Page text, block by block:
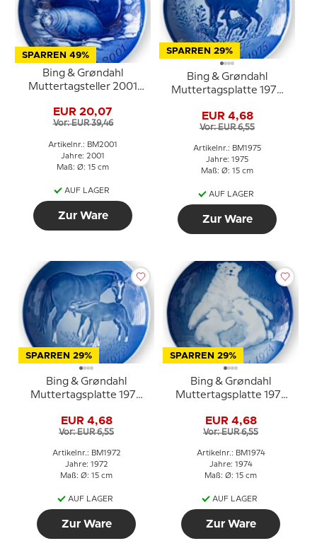
SPARREN 49%
Bing & Grøndahl
Muttertagsteller 2001
EUR 20,07
Vor: EUR 39,46
Artikelnr.: BM2001
Jahre: 2001
Maß: Ø: 15 cm
AUF LAGER
Zur Ware
SPARREN 29%
Bing & Grøndahl
Muttertagsplatte 1975
EUR 4,68
Vor: EUR 6,55
Artikelnr.: BM1975
Jahre: 1975
Maß: Ø: 15 cm
AUF LAGER
Zur Ware
SPARREN 29%
Bing & Grøndahl
Muttertagsplatte 1972
EUR 4,68
Vor: EUR 6,55
Artikelnr.: BM1972
Jahre: 1972
Maß: Ø: 15 cm
AUF LAGER
Zur Ware
SPARREN 29%
Bing & Grøndahl
Muttertagsplatte 1974
EUR 4,68
Vor: EUR 6,55
Artikelnr.: BM1974
Jahre: 1974
Maß: Ø: 15 cm
AUF LAGER
Zur Ware